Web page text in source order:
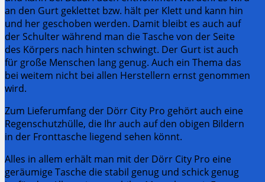
an den Gurt geklettet bzw. hält per Klett und kann hin
und her geschoben werden. Damit bleibt es auch auf
der Schulter während man die Tasche von der Seite
des Körpers nach hinten schwingt. Der Gurt ist auch
für große Menschen lang genug. Auch ein Thema das
bei weitem nicht bei allen Herstellern ernst genommen
wird.
Zum Lieferumfang der Dörr City Pro gehört auch eine
Regenschutzhülle, die Ihr auch auf den obigen Bildern
in der Fronttasche liegend sehen könnt.
Alles in allem erhält man mit der Dörr City Pro eine
geräumige Tasche die stabil genug und schick genug